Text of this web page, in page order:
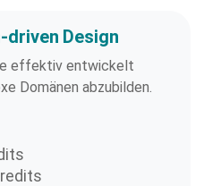
driven Design
effektiv entwickelt
Domänen abzubilden.